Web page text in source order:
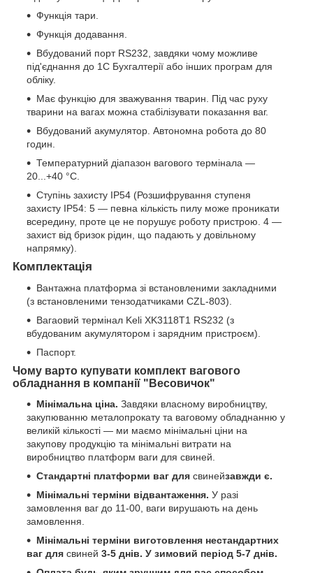
Функція тари.
Функція додавання.
Вбудований порт RS232, завдяки чому можливе
під'єднання до 1С Бухгалтерії або інших програм для
обліку.
Має функцію для зважування тварин. Під час руху
тварини на вагах можна стабілізувати показання ваг.
Вбудований акумулятор. Автономна робота до 80
годин.
Температурний діапазон вагового термінала —
20...+40 °C.
Ступінь захисту IP54 (Розшифрування ступеня
захисту IP54: 5 — певна кількість пилу може проникати
всередину, проте це не порушує роботу пристрою. 4 —
захист від бризок рідин, що падають у довільному
напрямку).
Комплектація
Вантажна платформа зі встановленими закладними
(з встановленими тензодатчиками CZL-803).
Вагаовий термінал Keli XK3118Т1 RS232 (з
вбудованим акумулятором і зарядним пристроєм).
Паспорт.
Чому варто купувати комплект вагового
обладнання в компанії "Весовичок"
Мінімальна ціна. Завдяки власному виробництву,
закупюванню металопрокату та ваговому обладнанню у
великій кількості — ми маємо мінімальні ціни на
закупову продукцію та мінімальні витрати на
виробництво платформ ваги для свиней.
Стандартні платформи ваг для свинейзавжди є.
Мінімальні терміни відвантаження. У разі
замовлення ваг до 11-00, ваги вирушають на день
замовлення.
Мінімальні терміни виготовлення нестандартних
ваг для свиней 3-5 днів. У зимовий період 5-7 днів.